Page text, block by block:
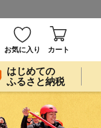
お気に入り カート
はじめての
ふるさと納税